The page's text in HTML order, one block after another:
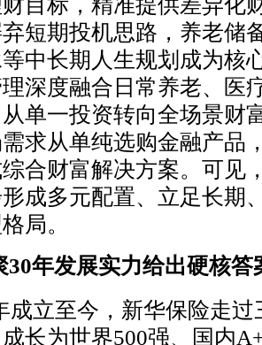
目标，精准提供差异化
短期投机思路，养老储
中长期人生规划成为核
深度融合日常养老、医
单一投资转向全场景财
求从单纯选购金融产品
合财富解决方案。可见
成多元配置、立足长期
局。
30年发展实力给出硬核答
成立至今，新华保险走
长为世界500强、国内